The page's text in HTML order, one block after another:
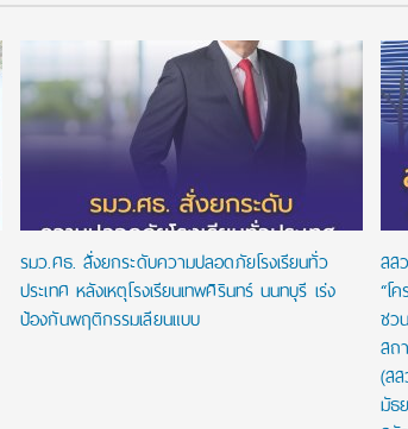
รมว.ศธ. สั่งยกระดับความปลอดภัยโรงเรียนทั่ว
ประเทศ หลังเหตุโรงเรียนเทพศิรินทร์ นนทบุรี เร่ง
ป้องกันพฤติกรรมเลียนแบบ
สส
“โ
ชว
สถ
(ส
มัธ